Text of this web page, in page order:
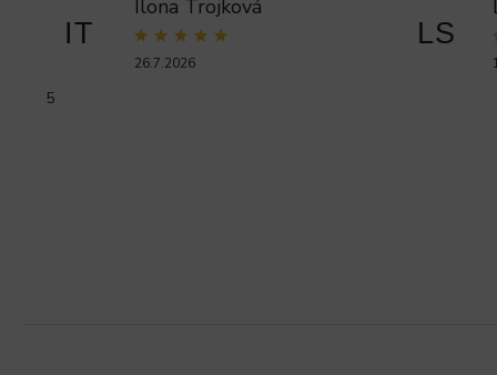
IT
Ilona Trojková
26.7.2026
5
LS